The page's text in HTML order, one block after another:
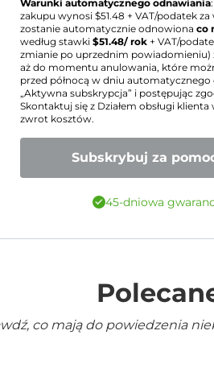
Warunki automatycznego odnawiania
zakupu wynosi $51.48 + VAT/podatek
zostanie automatycznie odnowiona co
według stawki $51.48/ rok + VAT/
zmianie po uprzednim powiadomieniu)
aż do momentu anulowania, które
przed północą w dniu
„Aktywna subskrypcja” i postępując
Skontaktuj się z Działem obsługi
zwrot kosztów.
Subskrybuj za
45-dniowa
co mają do powiedzenia